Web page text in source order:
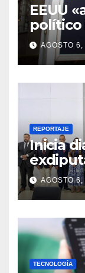
EEUU
político
AGOSTO
REPORTAJE
Inicia
AN de
AGOSTO
TECNOLOGÍA